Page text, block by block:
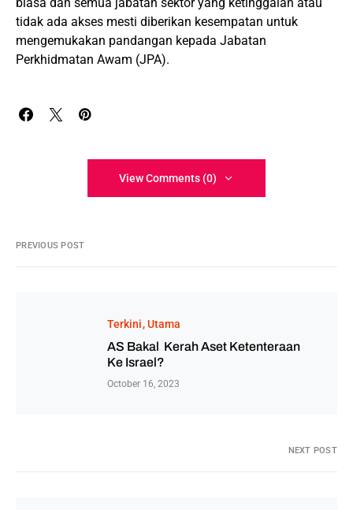
tidak ada akses mesti diberikan kesempatan untuk
mengemukakan pandangan kepada Jabatan
Perkhidmatan Awam (JPA).
View Comments (0)
PREVIOUS POST
Terkini Utama
AS Bakal Kerah Aset Ketenteraan
Ke Israel?
October 16, 2023
NEXT POST